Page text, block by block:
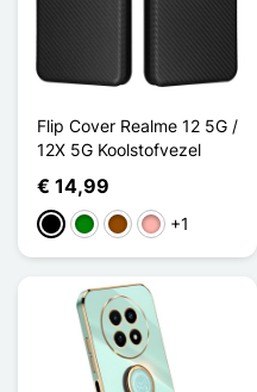
Flip Cover Realme 12 5G /
12X 5G Koolstofvezel
€ 14,99
ZwartGroenBruinRose Goud
+1